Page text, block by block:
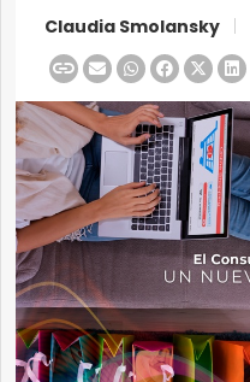
Claudia Smolansky